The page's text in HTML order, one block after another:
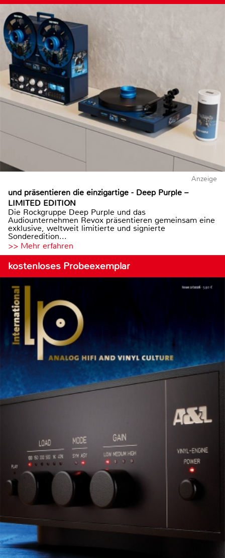
Anzeige
und präsentieren die einzigartige - Deep Purple –
LIMITED EDITION
Die Rockgruppe Deep Purple und das
Audiounternehmen Revox präsentieren gemeinsam eine
exklusive, weltweit limitierte und signierte
Sonderedition...
>> Mehr erfahren
kostenloses Probeexemplar